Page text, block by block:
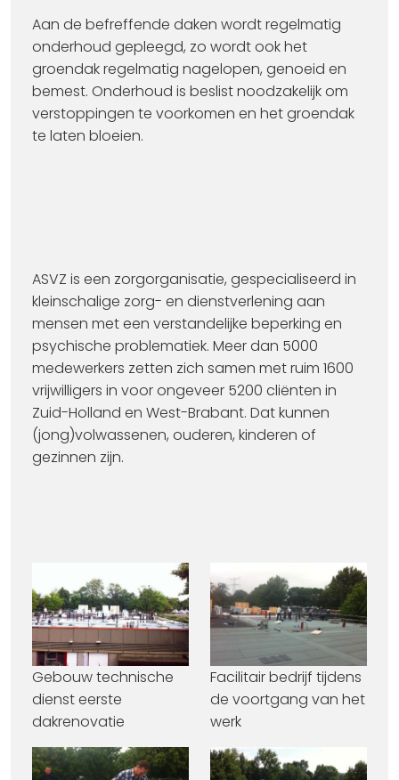
Aan de befreffende daken wordt regelmatig
onderhoud gepleegd, zo wordt ook het
groendak regelmatig nagelopen, genoeid en
bemest. Onderhoud is beslist noodzakelijk om
verstoppingen te voorkomen en het groendak
te laten bloeien.
ASVZ is een zorgorganisatie, gespecialiseerd in
kleinschalige zorg- en dienstverlening aan
mensen met een verstandelijke beperking en
psychische problematiek. Meer dan 5000
medewerkers zetten zich samen met ruim 1600
vrijwilligers in voor ongeveer 5200 cliënten in
Zuid-Holland en West-Brabant. Dat kunnen
(jong)volwassenen, ouderen, kinderen of
gezinnen zijn.
Gebouw technische
dienst eerste
dakrenovatie
Facilitair bedrijf tijdens
de voortgang van het
werk